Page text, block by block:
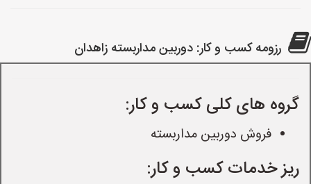
رزومه کسب و کار: دوربین مداربسته زاهدان
گروه های کلی کسب و کار:
فروش دوربین مداربسته
ریز خدمات کسب و کار: